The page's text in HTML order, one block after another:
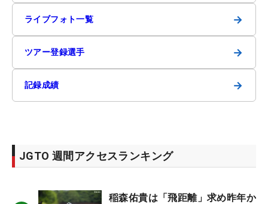
ライブフォト一覧 →
ツアー登録選手 →
記録成績 →
JGTO 週間アクセスランキング
稲森佑貴は「飛距離」求め昨年か